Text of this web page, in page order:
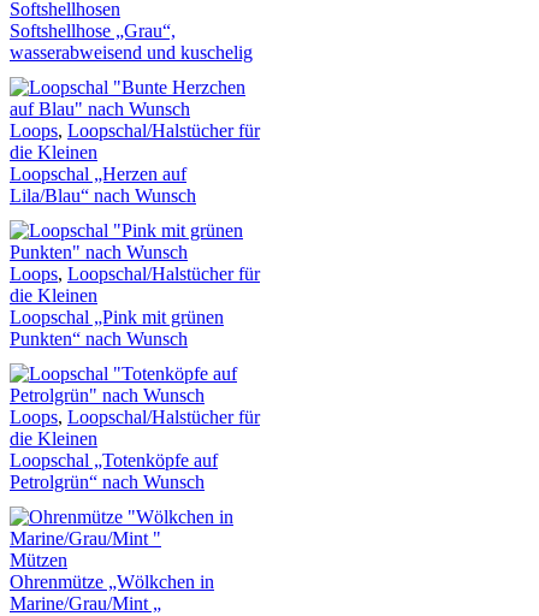
Softshellhosen
Softshellhose „Grau“,
wasserabweisend und kuschelig
Loops, Loopschal/Halstücher für
die Kleinen
Loopschal „Herzen auf
Lila/Blau“ nach Wunsch
Loops, Loopschal/Halstücher für
die Kleinen
Loopschal „Pink mit grünen
Punkten“ nach Wunsch
Loops, Loopschal/Halstücher für
die Kleinen
Loopschal „Totenköpfe auf
Petrolgrün“ nach Wunsch
Mützen
Ohrenmütze „Wölkchen in
Marine/Grau/Mint „